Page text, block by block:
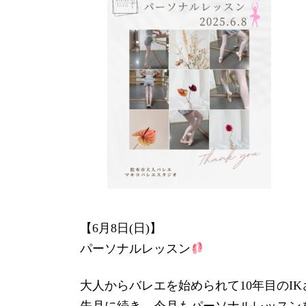
新
時
:
【6月8日(日)】
パーソナルレッスン
大人からバレエを始められて10年目のIK